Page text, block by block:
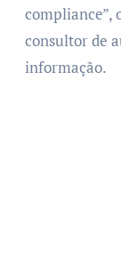
compliance”,
consultor de
informação.